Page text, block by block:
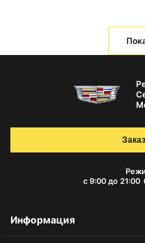
с 9:00 до 21:00
Информация